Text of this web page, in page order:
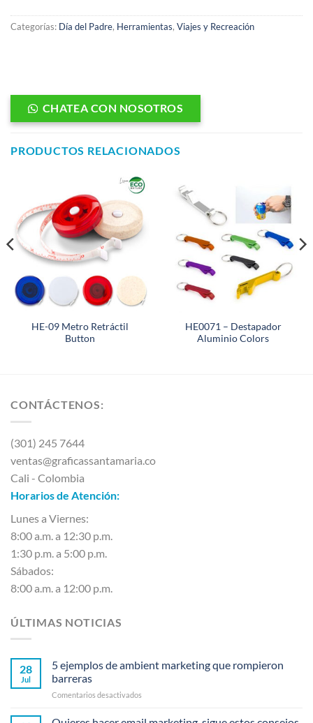
Categorías: Día del Padre, Herramientas, Viajes y Recreación
CHATEA CON NOSOTROS
PRODUCTOS RELACIONADOS
HE-09 Metro Retráctil
Button
HE0071 – Destapador
Aluminio Colors
CONTÁCTENOS:
(301) 245 7644
ventas@graficassantamaria.co
Cali - Colombia
Horarios de Atención:
Lunes a Viernes:
8:00 a.m. a 12:30 p.m.
1:30 p.m. a 5:00 p.m.
Sábados:
8:00 a.m. a 12:00 p.m.
ÚLTIMAS NOTICIAS
28
Jul
5 ejemplos de ambient marketing que rompieron
barreras
Comentarios desactivados
ejemplos